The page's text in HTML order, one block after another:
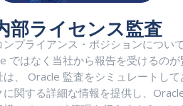
部ライセンス監査
ンプライアンス・ポジションについて
ではなく当社から報告を受けるのが
は、 Oracle 監査をシミュレートして
に関する詳細な情報を提供し、